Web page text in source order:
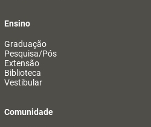
Ensino
Graduação
Pesquisa/Pós
Extensão
Biblioteca
Vestibular
Comunidade